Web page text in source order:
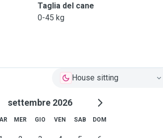
Taglia del cane
0-45 kg
House sitting
settembre 2026
MER GIO VEN SAB DOM